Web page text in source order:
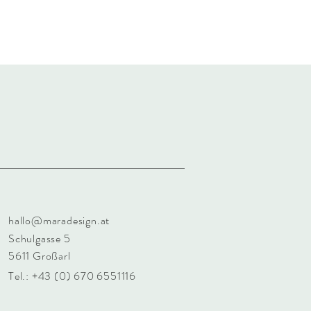
hallo@maradesign.at
Schulgasse 5
5611 Großarl
Tel.: +43 (0) 670 6551116